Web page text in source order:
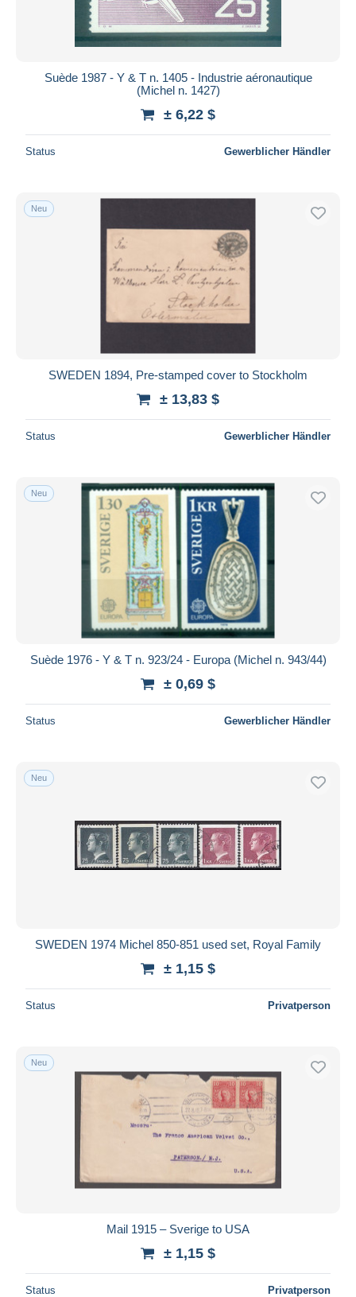
Suède 1987 - Y & T n. 1405 - Industrie aéronautique
(Michel n. 1427)
± 6,22 $
Status Gewerblicher Händler
Neu
SWEDEN 1894, Pre-stamped cover to Stockholm
± 13,83 $
Status Gewerblicher Händler
Neu
Suède 1976 - Y & T n. 923/24 - Europa (Michel n. 943/44)
± 0,69 $
Status Gewerblicher Händler
Neu
SWEDEN 1974 Michel 850-851 used set, Royal Family
± 1,15 $
Status Privatperson
Neu
Mail 1915 – Sverige to USA
± 1,15 $
Status Privatperson